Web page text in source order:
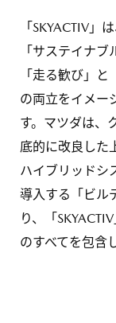
「SKYACTIV」
「サステイナ
「走る歓び」
の両立をイメー
す。マツダは、
底的に改良した
ハイブリッドシ
導入する「ビル
り、「
のすべてを包含